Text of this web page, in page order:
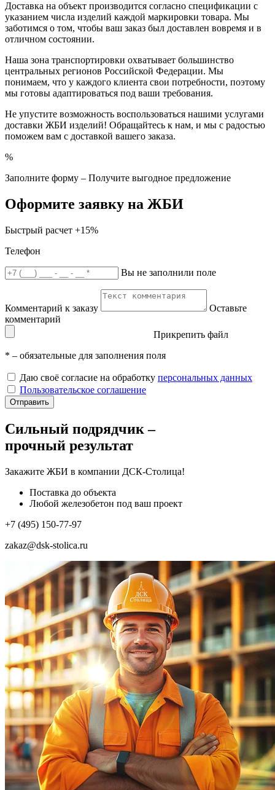
Доставка на объект производится согласно спецификации с
указанием числа изделий каждой маркировки товара. Мы
заботимся о том, чтобы ваш заказ был доставлен вовремя и в
отличном состоянии.
Наша зона транспортировки охватывает большинство
центральных регионов Российской Федерации. Мы
понимаем, что у каждого клиента свои потребности, поэтому
мы готовы адаптироваться под ваши требования.
Не упустите возможность воспользоваться нашими услугами
доставки ЖБИ изделий! Обращайтесь к нам, и мы с радостью
поможем вам с доставкой вашего заказа.
%
Заполните форму – Получите выгодное предложение
Оформите заявку на ЖБИ
Быстрый расчет +15%
Телефон
Вы не заполнили поле
Комментарий к заказу
Оставьте
комментарий
Прикрепить файл
* – обязательные для заполнения поля
Даю своё согласие на обработку персональных данных
Пользовательское соглашение
Отправить
Сильный подрядчик –
прочный результат
Закажите ЖБИ в компании ДСК-Столица!
Поставка до объекта
Любой железобетон под ваш проект
+7 (495) 150-77-97
zakaz@dsk-stolica.ru